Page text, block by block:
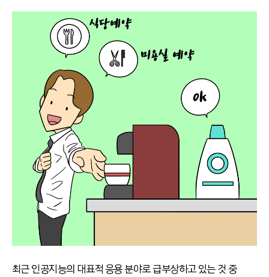
최근 인공지능의 대표적 응용 분야로 급부상하고 있는 것 중